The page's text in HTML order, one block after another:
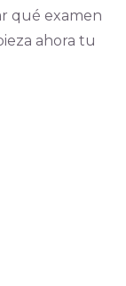
qué examen
ahora tu